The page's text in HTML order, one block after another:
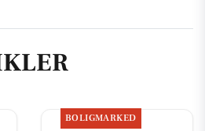
BOLIGMARKED